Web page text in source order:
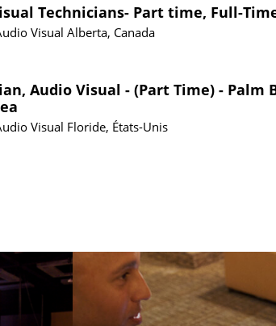
Technicians- Part time, Full-
Visual Alberta, Canada
Audio Visual - (Part Time) - Palm
Visual Floride, États-Unis